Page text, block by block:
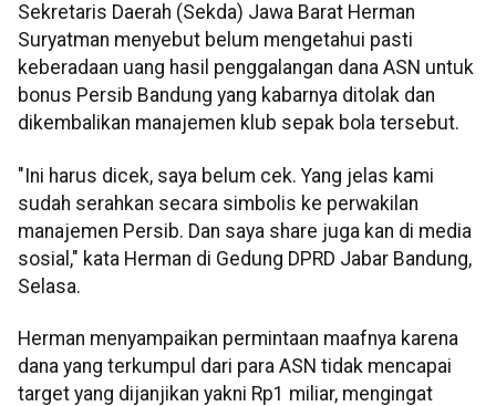
Sekretaris Daerah (Sekda) Jawa Barat Herman
Suryatman menyebut belum mengetahui pasti
keberadaan uang hasil penggalangan dana ASN untuk
bonus Persib Bandung yang kabarnya ditolak dan
dikembalikan manajemen klub sepak bola tersebut.
"Ini harus dicek, saya belum cek. Yang jelas kami
sudah serahkan secara simbolis ke perwakilan
manajemen Persib. Dan saya share juga kan di media
sosial," kata Herman di Gedung DPRD Jabar Bandung,
Selasa.
Herman menyampaikan permintaan maafnya karena
dana yang terkumpul dari para ASN tidak mencapai
target yang dijanjikan yakni Rp1 miliar, mengingat